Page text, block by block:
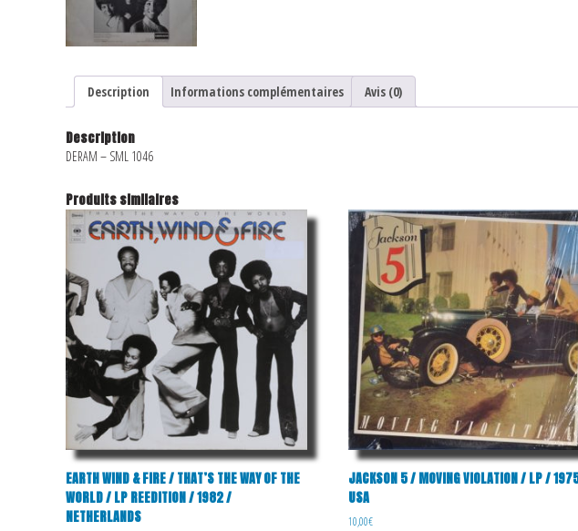
Description Informations complémentaires Avis (0)
Description
DERAM ‎– SML 1046
Produits similaires
EARTH WIND & FIRE / THAT’S THE WAY OF THE
WORLD / LP REEDITION / 1982 /
NETHERLANDS
JACKSON 5 / MOVING VIOLATION / LP /
USA
10,00€